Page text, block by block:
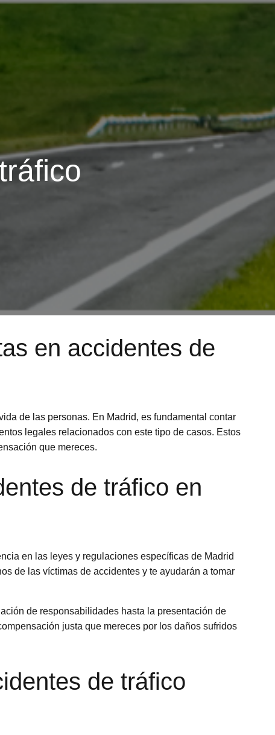
en accidentes de
de las personas. En Madrid, es fundamental contar
legales relacionados con este tipo de casos. Estos
que mereces.
de tráfico en
en las leyes y regulaciones específicas de Madrid
de las víctimas de accidentes y te ayudarán a tomar
de responsabilidades hasta la presentación de
justa que mereces por los daños sufridos
de tráfico